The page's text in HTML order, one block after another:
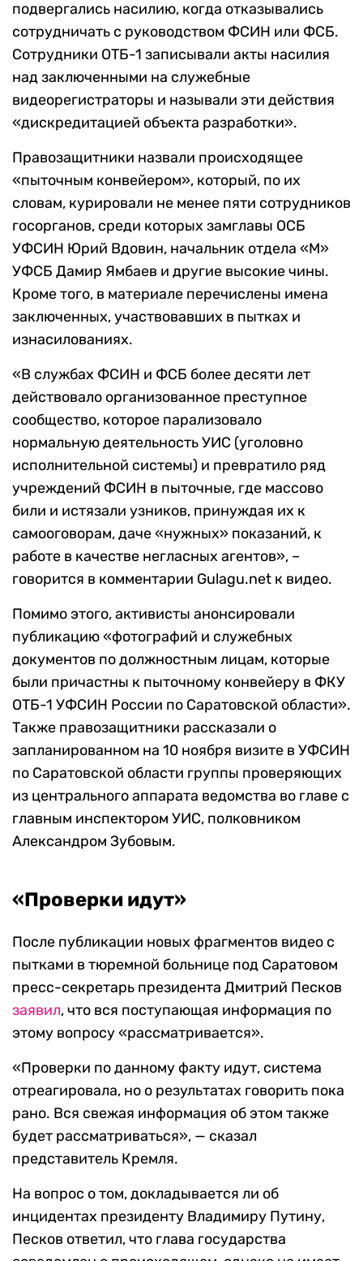
подвергались насилию, когда отказывались
сотрудничать с руководством ФСИН или ФСБ.
Сотрудники ОТБ-1 записывали акты насилия
над заключенными на служебные
видеорегистраторы и называли эти действия
«дискредитацией объекта разработки».
Правозащитники назвали происходящее
«пыточным конвейером», который, по их
словам, курировали не менее пяти сотрудников
госорганов, среди которых замглавы ОСБ
УФСИН Юрий Вдовин, начальник отдела «М»
УФСБ Дамир Ямбаев и другие высокие чины.
Кроме того, в материале перечислены имена
заключенных, участвовавших в пытках и
изнасилованиях.
«В службах ФСИН и ФСБ более десяти лет
действовало организованное преступное
сообщество, которое парализовало
нормальную деятельность УИС (уголовно
исполнительной системы) и превратило ряд
учреждений ФСИН в пыточные, где массово
били и истязали узников, принуждая их к
самооговорам, даче «нужных» показаний, к
работе в качестве негласных агентов», –
говорится в комментарии Gulagu.net к видео.
Помимо этого, активисты анонсировали
публикацию «фотографий и служебных
документов по должностным лицам, которые
были причастны к пыточному конвейеру в ФКУ
ОТБ-1 УФСИН России по Саратовской области».
Также правозащитники рассказали о
запланированном на 10 ноября визите в УФСИН
по Саратовской области группы проверяющих
из центрального аппарата ведомства во главе с
главным инспектором УИС, полковником
Александром Зубовым.
«Проверки идут»
После публикации новых фрагментов видео с
пытками в тюремной больнице под Саратовом
пресс-секретарь президента Дмитрий Песков
заявил, что вся поступающая информация по
этому вопросу «рассматривается».
«Проверки по данному факту идут, система
отреагировала, но о результатах говорить пока
рано. Вся свежая информация об этом также
будет рассматриваться», — сказал
представитель Кремля.
На вопрос о том, докладывается ли об
инцидентах президенту Владимиру Путину,
Песков ответил, что глава государства